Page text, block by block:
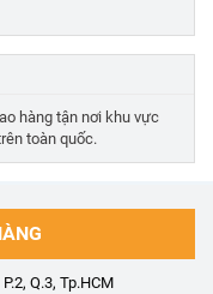
hàng tận nơi khu vực
toàn quốc.
Q.3, Tp.HCM